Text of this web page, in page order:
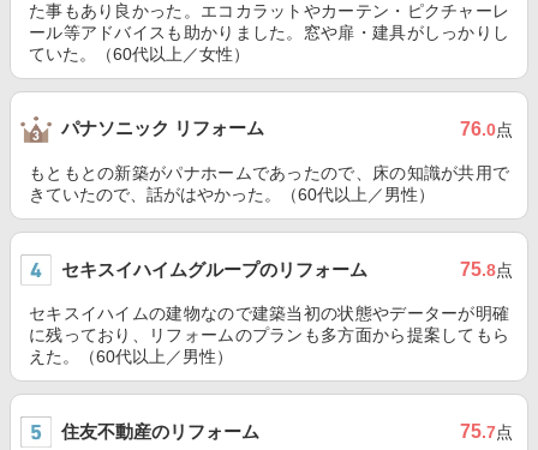
た事もあり良かった。エコカラットやカーテン・ピクチャーレ
ール等アドバイスも助かりました。窓や扉・建具がしっかりし
ていた。（60代以上／女性）
パナソニック リフォーム 76.0点
もともとの新築がパナホームであったので、床の知識が共用で
きていたので、話がはやかった。（60代以上／男性）
セキスイハイムグループのリフォーム 75.8点
セキスイハイムの建物なので建築当初の状態やデーターが明確
に残っており、リフォームのプランも多方面から提案してもら
えた。（60代以上／男性）
住友不動産のリフォーム 75.7点